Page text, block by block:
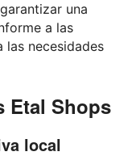
una
a las
las necesidades
Etal Shops
local